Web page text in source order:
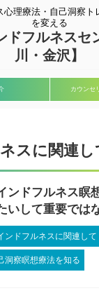
心理療法・自己洞察ト
を変える
ドフルネスセ
川・金沢】
カウンセ
スに関連し
ンドフルネス瞑
いして重要では
ンドフルネスに関連して
洞察瞑想療法を知る